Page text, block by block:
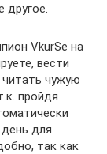
VkurSe на
вести
чужую
пройдя
для
так как